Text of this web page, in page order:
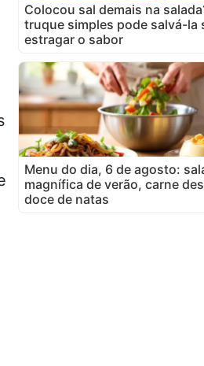
Colocou sal demais na
truque simples pode salvá-la
estragar o sabor
Menu do dia, 6 de agosto:
magnífica de verão, carne
doce de natas